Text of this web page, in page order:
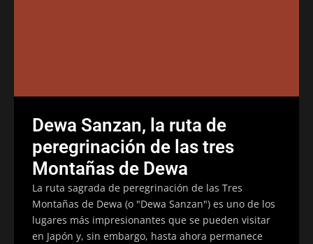
Dewa Sanzan, la ruta de
peregrinación de las tres
Montañas de Dewa
La ruta sagrada de peregrinación de las Tres
Montañas de Dewa (o "Dewa Sanzan") es uno de los
lugares más impresionantes que se pueden visitar
en Japón y, sin embargo, hasta ahora permanece